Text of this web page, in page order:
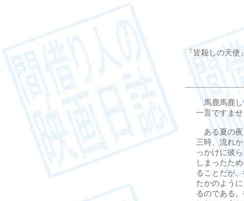
『皆殺しの天使
馬鹿馬鹿し
一言ですませ
ある夏の夜
三時、流れ
っかけに彼
しまったた
ることだが
たかのよう
るのである